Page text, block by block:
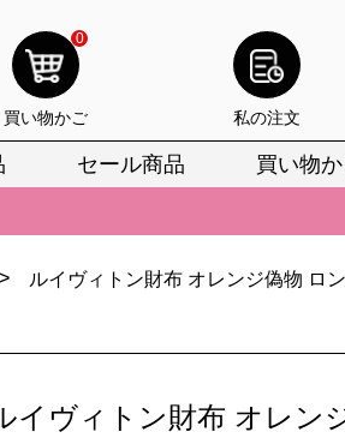
0
買い物かご 私の注文
セール商品 買い物
お選びいただけます。
上がりをお見逃しなく。
お選びいただけます。
上がりをお見逃しなく。
ルイヴィトン財布 オレンジ偽物 ロ
イヴィトン財布 オレン